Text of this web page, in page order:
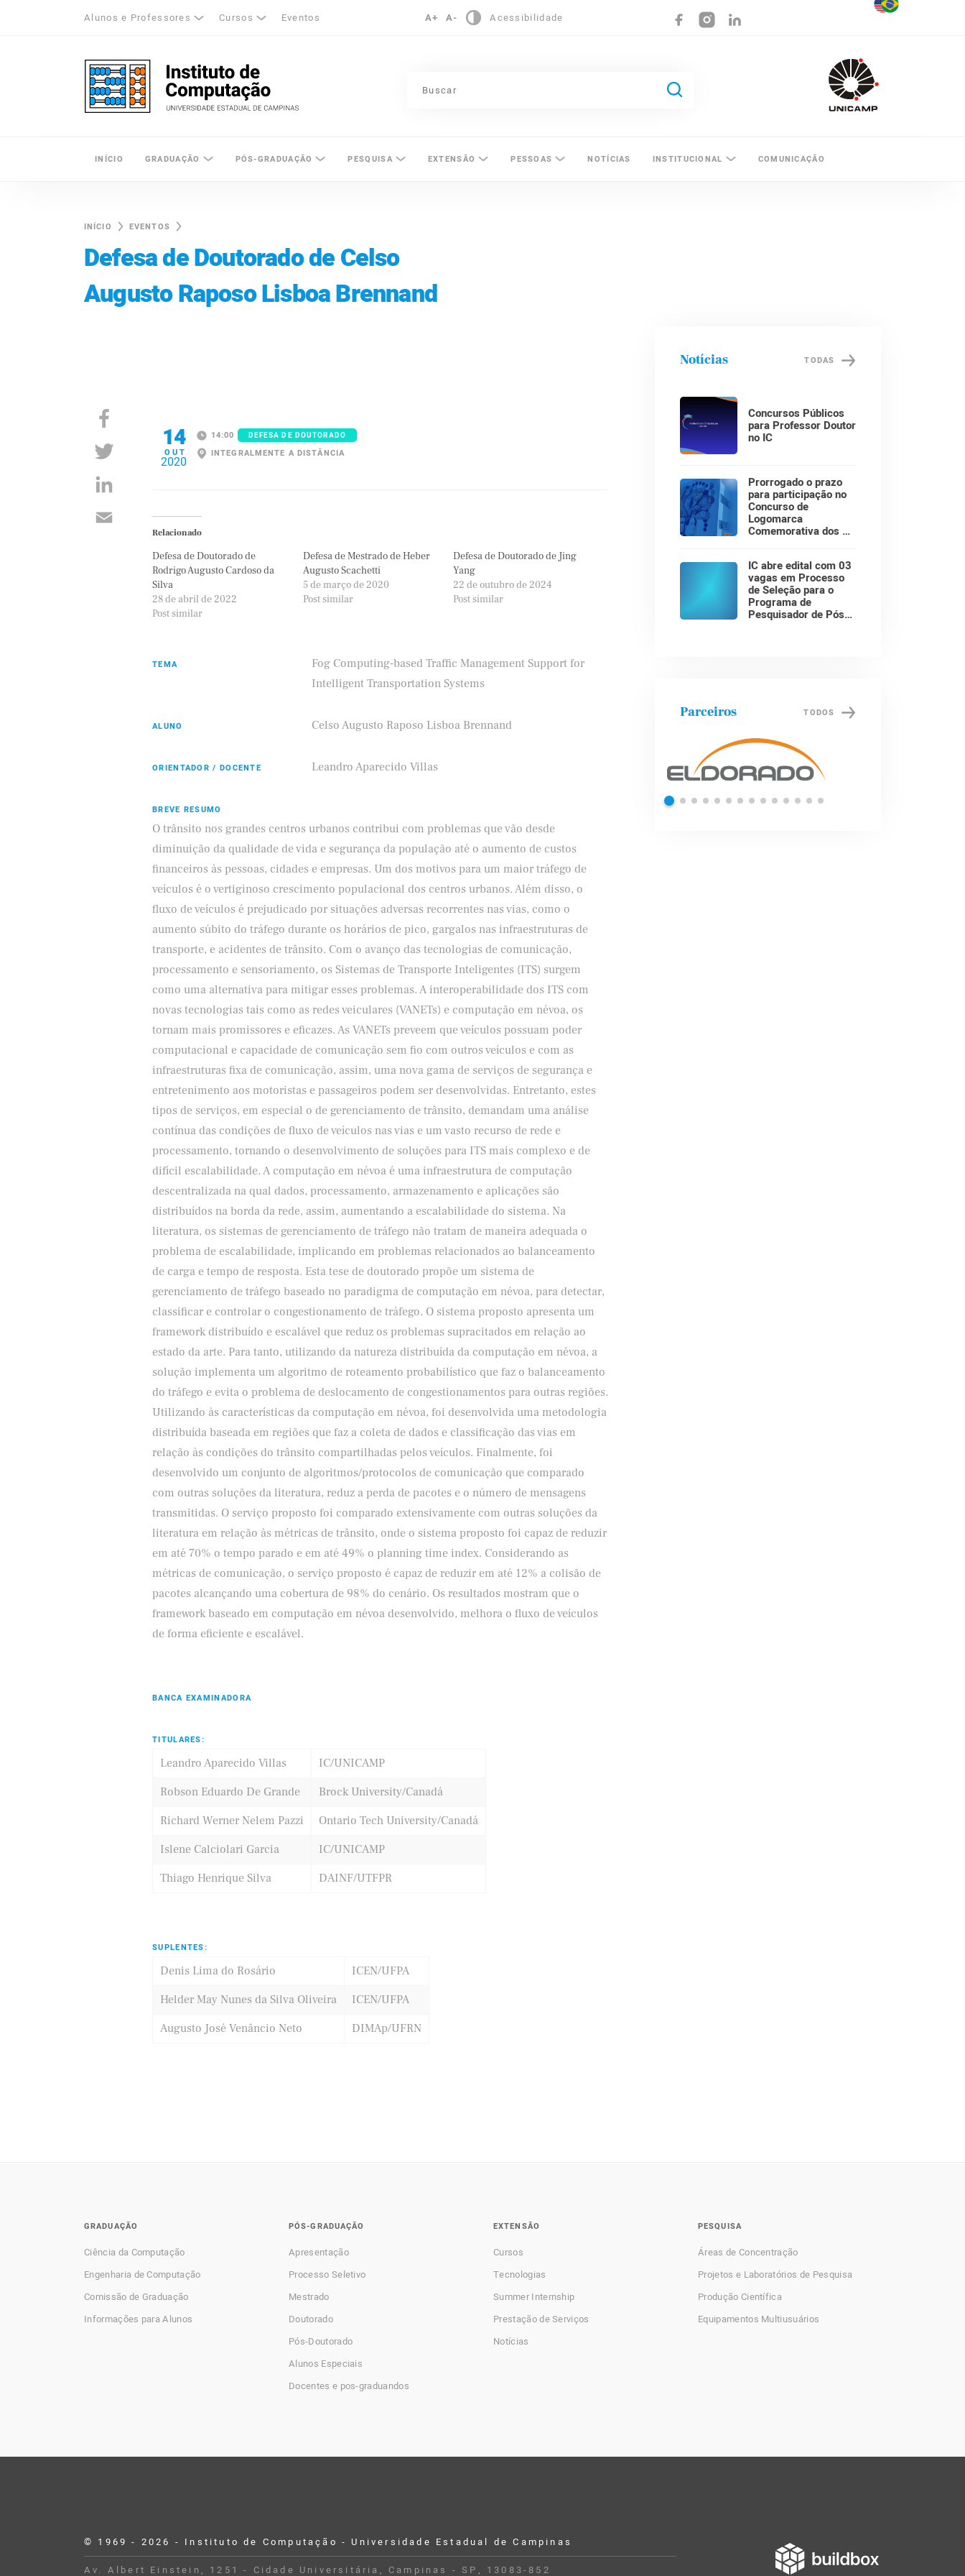
Alunos e Professores Cursos Eventos A+ A- Acessibilidade
Unicamp - Universidade Estadual de Campinas
INÍCIO GRADUAÇÃO PÓS-GRADUAÇÃO PESQUISA EXTENSÃO PESSOAS NOTÍCIAS INSTITUCIONAL COMUNICAÇÃO
INÍCIO EVENTOS
Defesa de Doutorado de Celso
Augusto Raposo Lisboa Brennand
14
OUT
2020
14:00 DEFESA DE DOUTORADO
INTEGRALMENTE A DISTÂNCIA
Relacionado
Defesa de Doutorado de
Rodrigo Augusto Cardoso da
Silva
28 de abril de 2022
Post similar
Defesa de Mestrado de Heber
Augusto Scachetti
5 de março de 2020
Post similar
Defesa de Doutorado de Jing
Yang
22 de outubro de 2024
Post similar
TEMA
Fog Computing-based Traffic Management Support for
Intelligent Transportation Systems
ALUNO Celso Augusto Raposo Lisboa Brennand
ORIENTADOR / DOCENTE Leandro Aparecido Villas
BREVE RESUMO
O trânsito nos grandes centros urbanos contribui com problemas que vão desde
diminuição da qualidade de vida e segurança da população até o aumento de custos
financeiros às pessoas, cidades e empresas. Um dos motivos para um maior tráfego de
veículos é o vertiginoso crescimento populacional dos centros urbanos. Além disso, o
fluxo de veículos é prejudicado por situações adversas recorrentes nas vias, como o
aumento súbito do tráfego durante os horários de pico, gargalos nas infraestruturas de
transporte, e acidentes de trânsito. Com o avanço das tecnologias de comunicação,
processamento e sensoriamento, os Sistemas de Transporte Inteligentes (ITS) surgem
como uma alternativa para mitigar esses problemas. A interoperabilidade dos ITS com
novas tecnologias tais como as redes veiculares (VANETs) e computação em névoa, os
tornam mais promissores e eficazes. As VANETs preveem que veículos possuam poder
computacional e capacidade de comunicação sem fio com outros veículos e com as
infraestruturas fixa de comunicação, assim, uma nova gama de serviços de segurança e
entretenimento aos motoristas e passageiros podem ser desenvolvidas. Entretanto, estes
tipos de serviços, em especial o de gerenciamento de trânsito, demandam uma análise
contínua das condições de fluxo de veículos nas vias e um vasto recurso de rede e
processamento, tornando o desenvolvimento de soluções para ITS mais complexo e de
difícil escalabilidade. A computação em névoa é uma infraestrutura de computação
descentralizada na qual dados, processamento, armazenamento e aplicações são
distribuídos na borda da rede, assim, aumentando a escalabilidade do sistema. Na
literatura, os sistemas de gerenciamento de tráfego não tratam de maneira adequada o
problema de escalabilidade, implicando em problemas relacionados ao balanceamento
de carga e tempo de resposta. Esta tese de doutorado propõe um sistema de
gerenciamento de tráfego baseado no paradigma de computação em névoa, para detectar,
classificar e controlar o congestionamento de tráfego. O sistema proposto apresenta um
framework distribuído e escalável que reduz os problemas supracitados em relação ao
estado da arte. Para tanto, utilizando da natureza distribuída da computação em névoa, a
solução implementa um algoritmo de roteamento probabilístico que faz o balanceamento
do tráfego e evita o problema de deslocamento de congestionamentos para outras regiões.
Utilizando às características da computação em névoa, foi desenvolvida uma metodologia
distribuída baseada em regiões que faz a coleta de dados e classificação das vias em
relação às condições do trânsito compartilhadas pelos veículos. Finalmente, foi
desenvolvido um conjunto de algoritmos/protocolos de comunicação que comparado
com outras soluções da literatura, reduz a perda de pacotes e o número de mensagens
transmitidas. O serviço proposto foi comparado extensivamente com outras soluções da
literatura em relação às métricas de trânsito, onde o sistema proposto foi capaz de reduzir
em até 70% o tempo parado e em até 49% o planning time index. Considerando as
métricas de comunicação, o serviço proposto é capaz de reduzir em até 12% a colisão de
pacotes alcançando uma cobertura de 98% do cenário. Os resultados mostram que o
framework baseado em computação em névoa desenvolvido, melhora o fluxo de veículos
de forma eficiente e escalável.
BANCA EXAMINADORA
TITULARES:
Leandro Aparecido Villas
IC/UNICAMP
Robson Eduardo De Grande
Brock University/Canadá
Richard Werner Nelem Pazzi
Ontario Tech University/Canadá
Islene Calciolari Garcia
IC/UNICAMP
Thiago Henrique Silva
DAINF/UTFPR
SUPLENTES:
Denis Lima do Rosário
ICEN/UFPA
Helder May Nunes da Silva Oliveira
ICEN/UFPA
Augusto José Venâncio Neto
DIMAp/UFRN
Notícias TODAS
Concursos Públicos
para Professor Doutor
no IC
Prorrogado o prazo
para participação no
Concurso de
Logomarca
Comemorativa dos 30
IC abre edital com 03
vagas em Processo
de Seleção para o
Programa de
Pesquisador de Pós-
Parceiros TODOS
Shell
GRADUAÇÃO
Ciência da Computação
Engenharia de Computação
Comissão de Graduação
Informações para Alunos
PÓS-GRADUAÇÃO
Apresentação
Processo Seletivo
Mestrado
Doutorado
Pós-Doutorado
Alunos Especiais
Docentes e pos-graduandos
EXTENSÃO
Cursos
Tecnologias
Summer Internship
Prestação de Serviços
Notícias
PESQUISA
Áreas de Concentração
Projetos e Laboratórios de Pesquisa
Produção Científica
Equipamentos Multiusuários
© 1969 - 2026 - Instituto de Computação - Universidade Estadual de Campinas
Av. Albert Einstein, 1251 - Cidade Universitária, Campinas - SP, 13083-852
Desenvolvido por Buildbox